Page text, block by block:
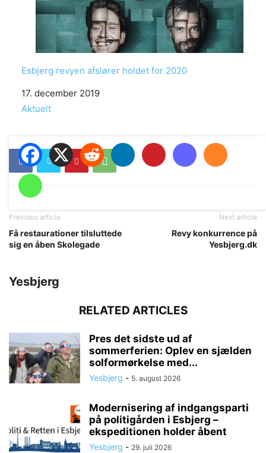
Esbjerg revyen afslører holdet for 2020
Date
17. december 2019
In relation to
Aktuelt
Previous article
Få restaurationer tilsluttede
sig en åben Skolegade
Next article
Revy konkurrence på
Yesbjerg.dk
Yesbjerg
RELATED ARTICLES
Pres det sidste ud af
sommerferien: Oplev en sjælden
solformørkelse med...
Yesbjerg - 5. august 2026
Modernisering af indgangsparti
på politigården i Esbjerg –
ekspeditionen holder åbent
Yesbjerg - 29. juli 2026